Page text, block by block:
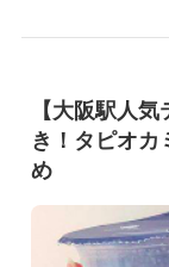
【大阪駅人
き！タピオカ
め